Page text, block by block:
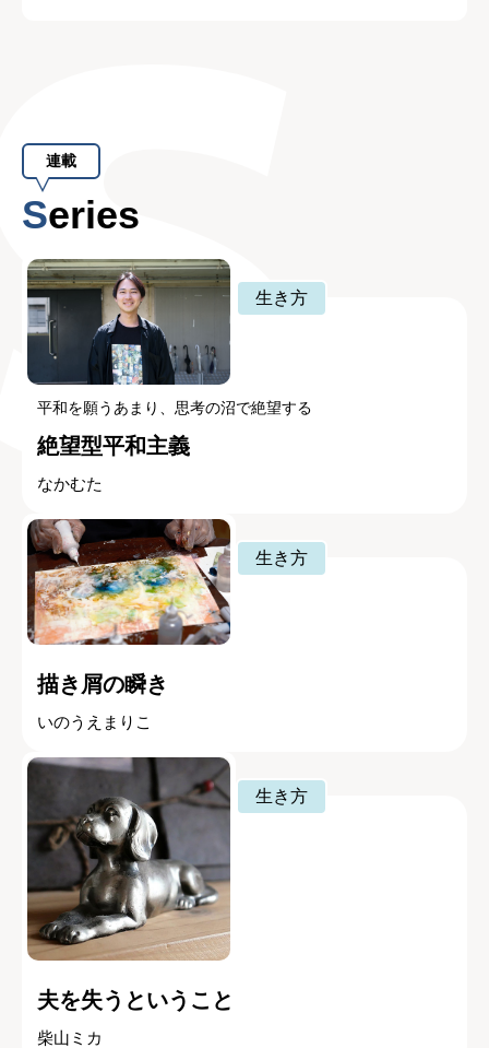
連載
Series
生き方
平和を願うあまり、思考の沼で絶望する
絶望型平和主義
なかむた
生き方
描き屑の瞬き
いのうえまりこ
生き方
夫を失うということ
柴山ミカ